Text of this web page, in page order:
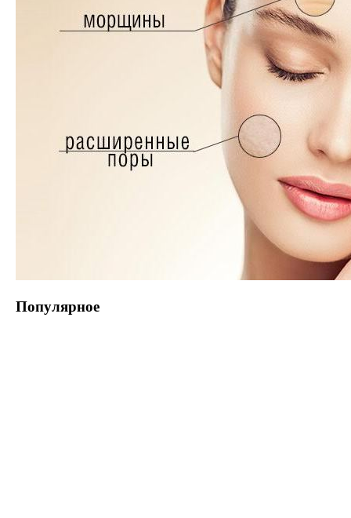
Популярное